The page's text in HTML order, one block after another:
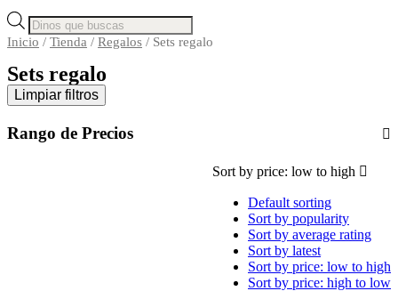
Búsqueda
de
productos
Inicio / Tienda / Regalos / Sets regalo
Sets regalo
Limpiar filtros
Rango de Precios
Sort by price: low to high
Default sorting
Sort by popularity
Sort by average rating
Sort by latest
Sort by price: low to high
Sort by price: high to low